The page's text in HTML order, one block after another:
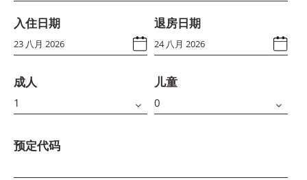
入住日期 退房日期
成人 儿童
预定代码